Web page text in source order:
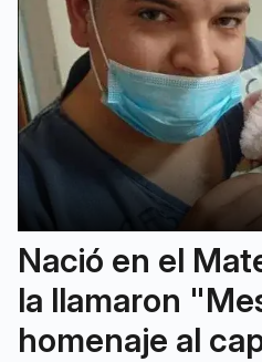
Nació en el
la llamaron
homenaje al